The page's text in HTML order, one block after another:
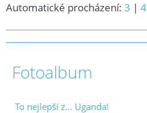
Automatické procházení: 3 | 4
Fotoalbum
To nejlepší z... Uganda!